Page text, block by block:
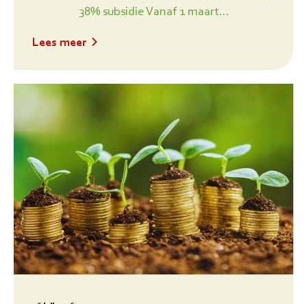
38% subsidie Vanaf 1 maart...
Lees meer